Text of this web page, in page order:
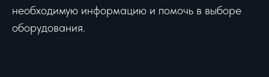
необходимую информацию и помочь в выборе
оборудования.